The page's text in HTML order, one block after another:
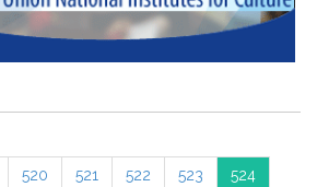
520 521 522 523 524